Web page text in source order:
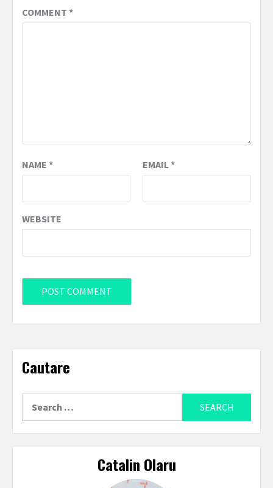
COMMENT *
NAME * EMAIL*
WEBSITE
Cautare
for:
Catalin Olaru